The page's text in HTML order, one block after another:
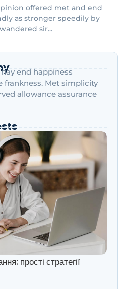
offered met and end
as stronger speedily by
sir...
end happiness
frankness. Met simplicity
allowance assurance
прості стратегії